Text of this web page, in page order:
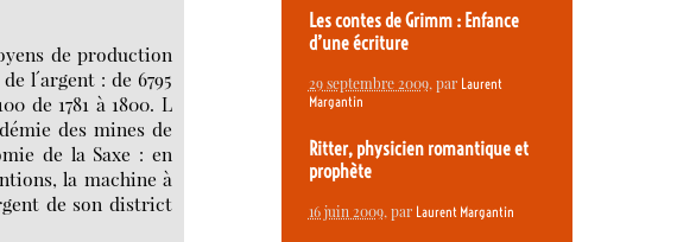
de production
l´argent : de 6795
de 1781 à 1800. L
des mines de
de la Saxe : en
la machine à
de son district
Les contes de Grimm : Enfance
d’une écriture
29 septembre 2009, par Laurent
Margantin
Ritter, physicien romantique et
prophète
16 juin 2009, par Laurent Margantin